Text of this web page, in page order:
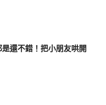
還不錯！把小朋友哄開